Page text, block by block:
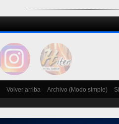
Volver arriba Archivo (Modo simple)